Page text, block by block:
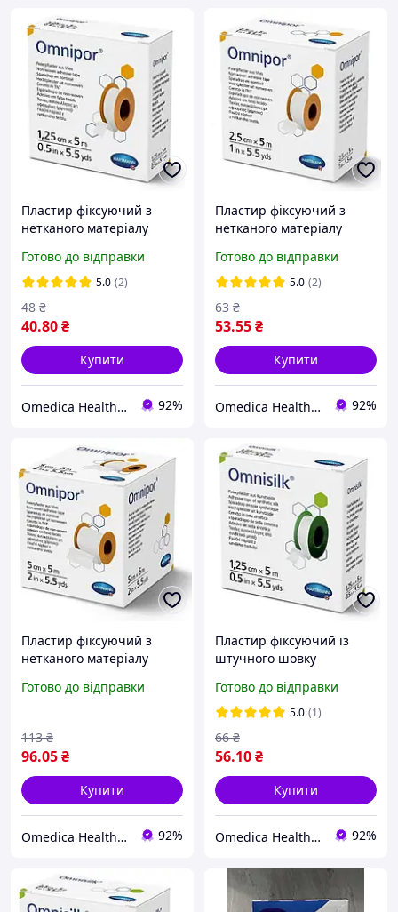
Пластир фіксуючий з
нетканого матеріалу
см х 5 м
Готово до відправки
5.0 (2)
40.80₴
48 ₴
Купити
Omedica Health & Beauty 92%
Пластир фіксуючий з
нетканого матеріалу
х 5 м
Готово до відправки
5.0 (2)
53.55₴
63 ₴
Купити
Omedica Health & Beauty 92%
Пластир фіксуючий з
нетканого матеріалу
5 м
Готово до відправки
96.05₴
113 ₴
Купити
Omedica Health & Beauty 92%
Пластир фіксуючий із
штучного шовку
см х 5 м
Готово до відправки
5.0 (1)
56.10₴
66 ₴
Купити
Omedica Health & Beauty 92%